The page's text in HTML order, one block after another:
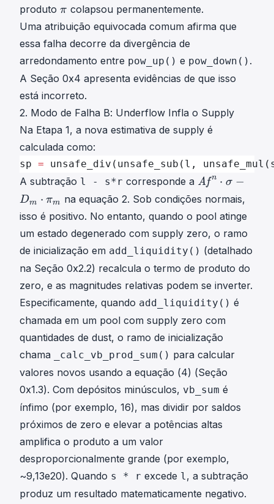
produto π
\
i
π colapsou permanentemente.
Uma atribuição equivocada comum afirma que
essa falha decorre da divergência de
arredondamento entre pow_up() e pow_down() .
A Seção 0x4 apresenta evidências de que isso
está incorreto.
2. Modo de Falha B: Underflow Infla o Supply
Na Etapa 1, a nova estimativa de supply é
calculada como:
sp = unsafe_div(unsafe_sub(l,
A subtração l - s*r corresponde a A
n
⋅
σ
−
D
m
⋅
π
m
m
a
h
A
f
}
Af n ⋅ σ −
Dm ⋅ πm
na equação 2. Sob condições normais,
isso é positivo. No entanto, quando o pool atinge
um estado degenerado com supply zero, o ramo
de inicialização em add_liquidity() (detalhado
na Seção 0x2.2) recalcula o termo de produto do
zero, e as magnitudes relativas podem se inverter.
Especificamente, quando add_liquidity() é
chamada em um pool com supply zero com
quantidades de dust, o ramo de inicialização
chama
_calc_vb_prod_sum() para calcular
valores novos usando a equação (4) (Seção
0x1.3). Com depósitos minúsculos, vb_sum é
ínfimo (por exemplo, 16), mas dividir por saldos
próximos de zero e elevar a potências altas
amplifica o produto a um valor
desproporcionalmente grande (por exemplo,
~9,13e20). Quando s * r excede l, a subtração
produz um resultado matematicamente negativo.